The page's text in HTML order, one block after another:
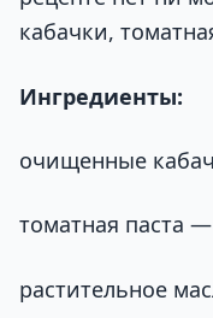
кабачки,
Ингредиенты:
очищенные
томатная паста —
растительное